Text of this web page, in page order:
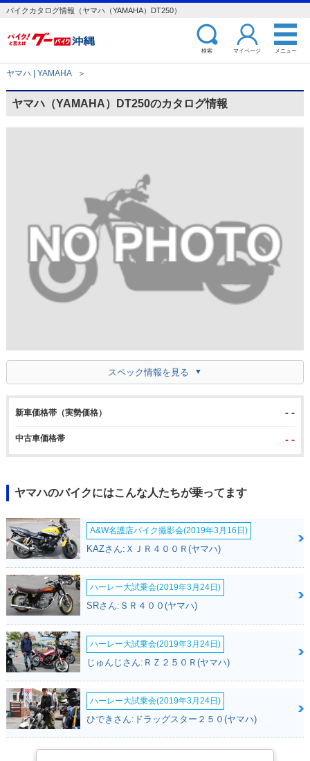
バイクカタログ情報（ヤマハ（YAMAHA）DT250）
検索 マイページ メニュー
ヤマハ | YAMAHA ＞
ヤマハ（YAMAHA）DT250のカタログ情報
スペック情報を見る
新車価格帯（実勢価格） - -
中古車価格帯 - -
ヤマハのバイクにはこんな人たちが乗ってます
A&W名護店バイク撮影会(2019年3月16日)
KAZさん:ＸＪＲ４００Ｒ(ヤマハ)
ハーレー大試乗会(2019年3月24日)
SRさん:ＳＲ４００(ヤマハ)
ハーレー大試乗会(2019年3月24日)
じゅんじさん:ＲＺ２５０Ｒ(ヤマハ)
ハーレー大試乗会(2019年3月24日)
ひできさん:ドラッグスター２５０(ヤマハ)